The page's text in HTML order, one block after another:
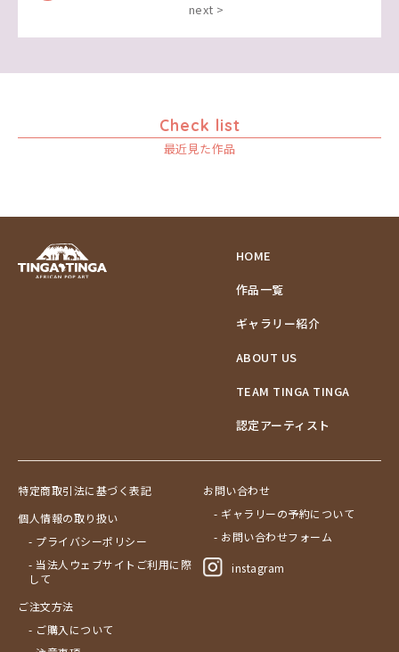
next >
Check list
最近見た作品
HOME
作品一覧
ギャラリー紹介
ABOUT US
TEAM TINGA TINGA
認定アーティスト
特定商取引法に基づく表記
個人情報の取り扱い
- プライバシーポリシー
- 当法人ウェブサイトご利用に際
して
ご注文方法
- ご購入について
お問い合わせ
- ギャラリーの予約について
- お問い合わせフォーム
instagram